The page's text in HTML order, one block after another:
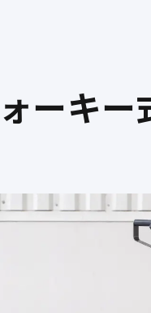
ーキー